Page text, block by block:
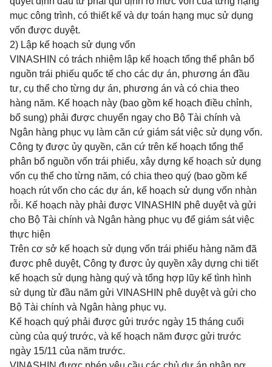
mục công trình, có thiết kế và dự toán hạng mục sử dụng
vốn được duyệt.
2) Lập kế hoạch sử dụng vốn
VINASHIN có trách nhiệm lập kế hoạch tổng thể phân bổ
nguồn trái phiếu quốc tế cho các dự án, phương án đầu
tư, cụ thể cho từng dự án, phương án và có chia theo
hàng năm. Kế hoạch này (bao gồm kế hoạch điều chỉnh,
bổ sung) phải được chuyển ngay cho Bộ Tài chính và
Ngân hàng phục vụ làm căn cứ giám sát việc sử dụng vốn.
Công ty được ủy quyền, căn cứ trên kế hoạch tổng thể
phân bổ nguồn vốn trái phiếu, xây dựng kế hoạch sử dụng
vốn cụ thể cho từng năm, có chia theo quý (bao gồm kế
hoạch rút vốn cho các dự án, kế hoạch sử dụng vốn nhàn
rỗi. Kế hoạch này phải được VINASHIN phê duyệt và gửi
cho Bộ Tài chính và Ngân hàng phục vụ để giám sát việc
thực hiện
Trên cơ sở kế hoạch sử dụng vốn trái phiếu hàng năm đã
được phê duyệt, Công ty được ủy quyền xây dựng chi tiết
kế hoạch sử dụng hàng quý và tổng hợp lũy kế tình hình
sử dụng từ đầu năm gửi VINASHIN phê duyệt và gửi cho
Bộ Tài chính và Ngân hàng phục vụ.
Kế hoạch quý phải được gửi trước ngày 15 tháng cuối
cùng của quý trước, và kế hoạch năm được gửi trước
ngày 15/11 của năm trước.